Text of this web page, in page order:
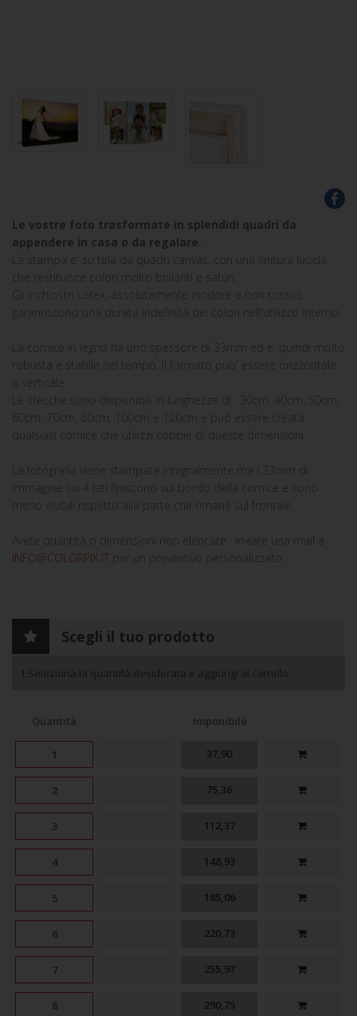
Le vostre foto trasformate in splendidi quadri da
appendere in casa o da regalare.
La stampa e' su tela da quadri canvas, con una finitura lucida
che restituisce colori molto brillanti e saturi.
Gli inchiostri Latex, assolutamente inodore e non tossici,
garantiscono una durata indefinita dei colori nell'utilizzo interno.
La cornice in legno ha uno spessore di 33mm ed e' quindi molto
robusta e stabile nel tempo. Il formato puo' essere orizzontale
o verticale.
Le stecche sono disponibili in lunghezze di : 30cm, 40cm, 50cm,
60cm, 70cm, 80cm, 100cm e 120cm e può essere creata
qualsiasi cornice che utilizzi coppie di queste dimensioni.
La fotografia viene stampata integralmente ma i 33mm di
immagine sui 4 lati finiscono sul bordo della cornice e sono
meno visibili rispetto alla parte che rimane sul frontale.
Avete quantità o dimensioni non elencate : inviate una mail a
INFO@COLORPIX.IT per un preventivo personalizzato.
Scegli il tuo prodotto
1.Seleziona la quantità desiderata e aggiungi al carrello
Quantità Imponibile
1 37,90
2 75,36
3 112,37
4 148,93
5 185,06
6 220,73
7 255,97
8 290,75